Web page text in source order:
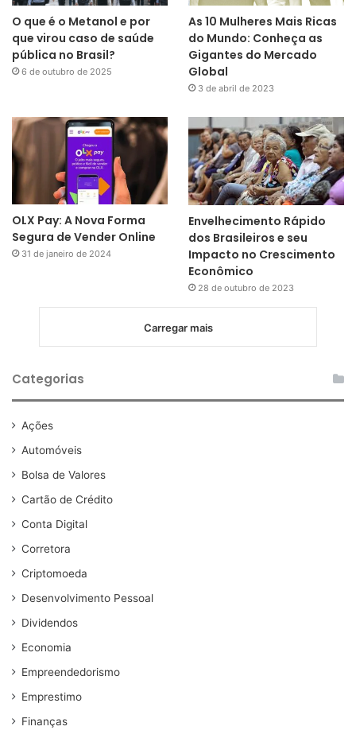
O que é o Metanol e por
que virou caso de saúde
pública no Brasil?
6 de outubro de 2025
As 10 Mulheres Mais Ricas
do Mundo: Conheça as
Gigantes do Mercado
Global
3 de abril de 2023
OLX Pay: A Nova Forma
Segura de Vender Online
31 de janeiro de 2024
Envelhecimento Rápido
dos Brasileiros e seu
Impacto no Crescimento
Econômico
28 de outubro de 2023
Carregar mais
Categorias
Ações
Automóveis
Bolsa de Valores
Cartão de Crédito
Conta Digital
Corretora
Criptomoeda
Desenvolvimento Pessoal
Dividendos
Economia
Empreendedorismo
Emprestimo
Finanças